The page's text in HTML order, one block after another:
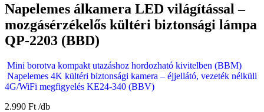
Napelemes álkamera LED világítással –
mozgásérzékelős kültéri biztonsági lámpa
QP-2203 (BBD)
Mini borotva kompakt utazáshoz hordozható kivitelben (BBM)
Napelemes 4K kültéri biztonsági kamera – éjjellátó, vezeték nélküli
4G/WiFi megfigyelés KE24-340 (BBV)
2.990 Ft